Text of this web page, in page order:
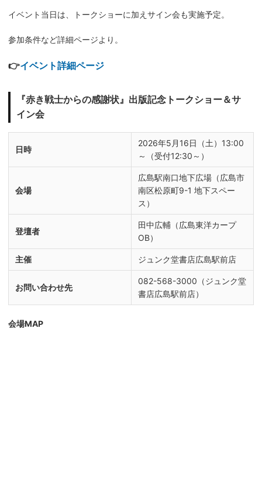
イベント当日は、トークショーに加えサイン会も実施予定。
参加条件など詳細ページより。
👉イベント詳細ページ
『赤き戦士からの感謝状』出版記念トークショー＆サ
イン会
日時
2026年5月16日（土）13:00
～（受付12:30～）
会場
広島駅南口地下広場（広島市
南区松原町9-1 地下スペー
ス）
登壇者
田中広輔（広島東洋カープ
OB）
主催 ジュンク堂書店広島駅前店
お問い合わせ先
082-568-3000（ジュンク堂
書店広島駅前店）
会場MAP